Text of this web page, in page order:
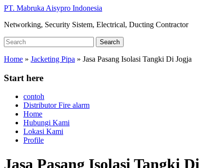
Skip
main
PT. Mabruka Aisypro Indonesia
Networking, Security Sistem, Electrical, Ducting Contractor
Search
for:
Search
Home » Jacketing Pipa » Jasa Pasang Isolasi Tangki Di Jogja
Start here
contoh
Distributor Fire alarm
Home
Hubungi Kami
Lokasi Kami
Profile
Jasa Pasang Isolasi Tangki Di